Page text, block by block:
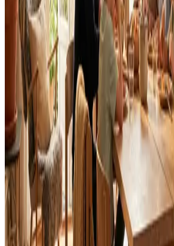
Landsdækkende service